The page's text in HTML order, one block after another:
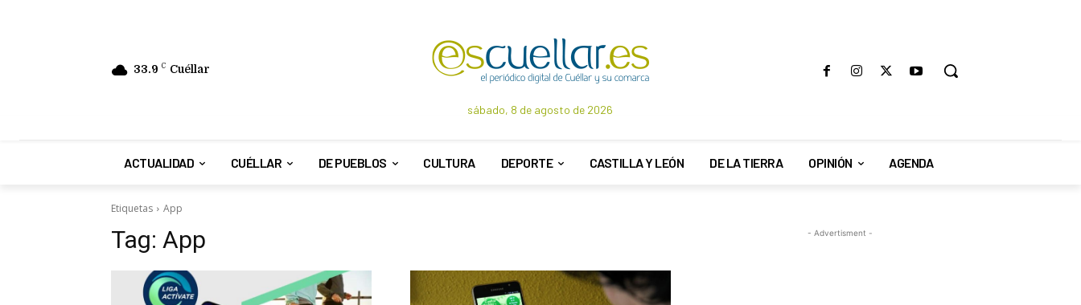
33.9 C Cuéllar
sábado, 8 de agosto de 2026
ACTUALIDAD CUÉLLAR DE PUEBLOS CULTURA DEPORTE CASTILLA Y LEÓN DE LA TIERRA OPINIÓN AGENDA
Etiquetas App
Tag: App - Advertisment -